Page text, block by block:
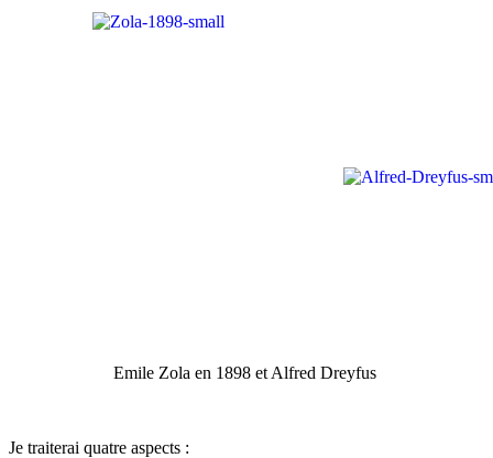
Emile Zola en 1898 et Alfred Dreyfus
Je traiterai quatre aspects :